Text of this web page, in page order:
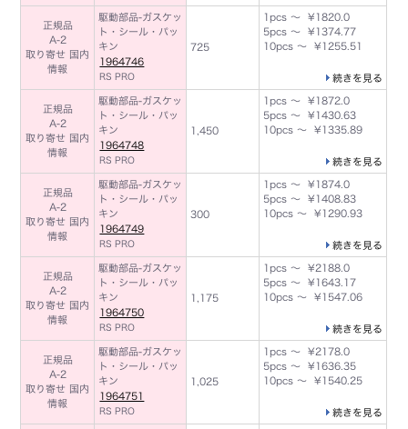
正規品
A-2
取り寄せ 国内
情報
駆動部品-ガスケッ
ト・シール・パッ
キン
1964746
RS PRO
725
1pcs ～ ¥1820.0
5pcs ～ ¥1374.77
10pcs ～ ¥1255.51
続きを見る
正規品
A-2
取り寄せ 国内
情報
駆動部品-ガスケッ
ト・シール・パッ
キン
1964748
RS PRO
1,450
1pcs ～ ¥1872.0
5pcs ～ ¥1430.63
10pcs ～ ¥1335.89
続きを見る
正規品
A-2
取り寄せ 国内
情報
駆動部品-ガスケッ
ト・シール・パッ
キン
1964749
RS PRO
300
1pcs ～ ¥1874.0
5pcs ～ ¥1408.83
10pcs ～ ¥1290.93
続きを見る
正規品
A-2
取り寄せ 国内
情報
駆動部品-ガスケッ
ト・シール・パッ
キン
1964750
RS PRO
1,175
1pcs ～ ¥2188.0
5pcs ～ ¥1643.17
10pcs ～ ¥1547.06
続きを見る
正規品
A-2
取り寄せ 国内
情報
駆動部品-ガスケッ
ト・シール・パッ
キン
1964751
RS PRO
1,025
1pcs ～ ¥2178.0
5pcs ～ ¥1636.35
10pcs ～ ¥1540.25
続きを見る